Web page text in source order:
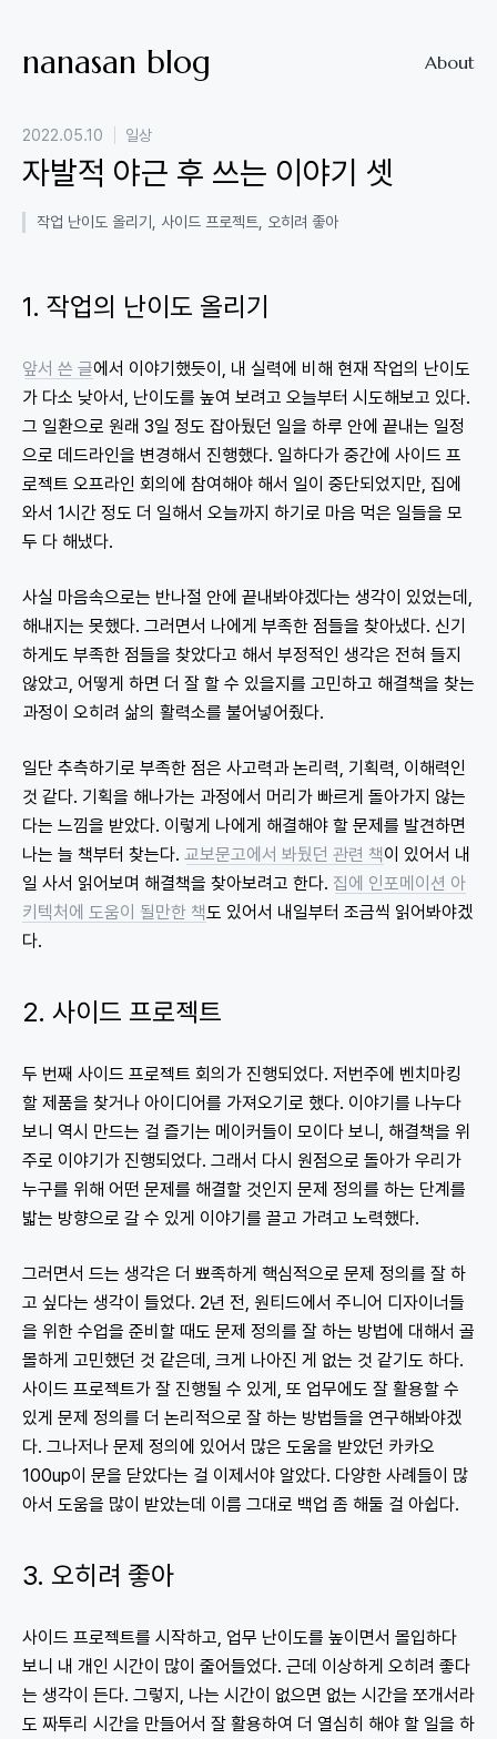
nanasan blog About
2022.05.10 일상
자발적 야근 후 쓰는 이야기 셋
작업 난이도 올리기, 사이드 프로젝트, 오히려 좋아
1. 작업의 난이도 올리기
앞서 쓴 글에서 이야기했듯이, 내 실력에 비해 현재 작업의 난이도
가 다소 낮아서, 난이도를 높여 보려고 오늘부터 시도해보고 있다.
그 일환으로 원래 3일 정도 잡아뒀던 일을 하루 안에 끝내는 일정
으로 데드라인을 변경해서 진행했다. 일하다가 중간에 사이드 프
로젝트 오프라인 회의에 참여해야 해서 일이 중단되었지만, 집에
와서 1시간 정도 더 일해서 오늘까지 하기로 마음 먹은 일들을 모
두 다 해냈다.
사실 마음속으로는 반나절 안에 끝내봐야겠다는 생각이 있었는데,
해내지는 못했다. 그러면서 나에게 부족한 점들을 찾아냈다. 신기
하게도 부족한 점들을 찾았다고 해서 부정적인 생각은 전혀 들지
않았고, 어떻게 하면 더 잘 할 수 있을지를 고민하고 해결책을 찾는
과정이 오히려 삶의 활력소를 불어넣어줬다.
일단 추측하기로 부족한 점은 사고력과 논리력, 기획력, 이해력인
것 같다. 기획을 해나가는 과정에서 머리가 빠르게 돌아가지 않는
다는 느낌을 받았다. 이렇게 나에게 해결해야 할 문제를 발견하면
나는 늘 책부터 찾는다. 교보문고에서 봐뒀던 관련 책이 있어서 내
일 사서 읽어보며 해결책을 찾아보려고 한다. 집에 인포메이션 아
키텍처에 도움이 될만한 책도 있어서 내일부터 조금씩 읽어봐야겠
다.
2. 사이드 프로젝트
두 번째 사이드 프로젝트 회의가 진행되었다. 저번주에 벤치마킹
할 제품을 찾거나 아이디어를 가져오기로 했다. 이야기를 나누다
보니 역시 만드는 걸 즐기는 메이커들이 모이다 보니, 해결책을 위
주로 이야기가 진행되었다. 그래서 다시 원점으로 돌아가 우리가
누구를 위해 어떤 문제를 해결할 것인지 문제 정의를 하는 단계를
밟는 방향으로 갈 수 있게 이야기를 끌고 가려고 노력했다.
그러면서 드는 생각은 더 뾰족하게 핵심적으로 문제 정의를 잘 하
고 싶다는 생각이 들었다. 2년 전, 원티드에서 주니어 디자이너들
을 위한 수업을 준비할 때도 문제 정의를 잘 하는 방법에 대해서 골
몰하게 고민했던 것 같은데, 크게 나아진 게 없는 것 같기도 하다.
사이드 프로젝트가 잘 진행될 수 있게, 또 업무에도 잘 활용할 수
있게 문제 정의를 더 논리적으로 잘 하는 방법들을 연구해봐야겠
다. 그나저나 문제 정의에 있어서 많은 도움을 받았던 카카오
100up이 문을 닫았다는 걸 이제서야 알았다. 다양한 사례들이 많
아서 도움을 많이 받았는데 이름 그대로 백업 좀 해둘 걸 아쉽다.
3. 오히려 좋아
사이드 프로젝트를 시작하고, 업무 난이도를 높이면서 몰입하다
보니 내 개인 시간이 많이 줄어들었다. 근데 이상하게 오히려 좋다
는 생각이 든다. 그렇지, 나는 시간이 없으면 없는 시간을 쪼개서라
도 짜투리 시간을 만들어서 잘 활용하여 더 열심히 해야 할 일을 하